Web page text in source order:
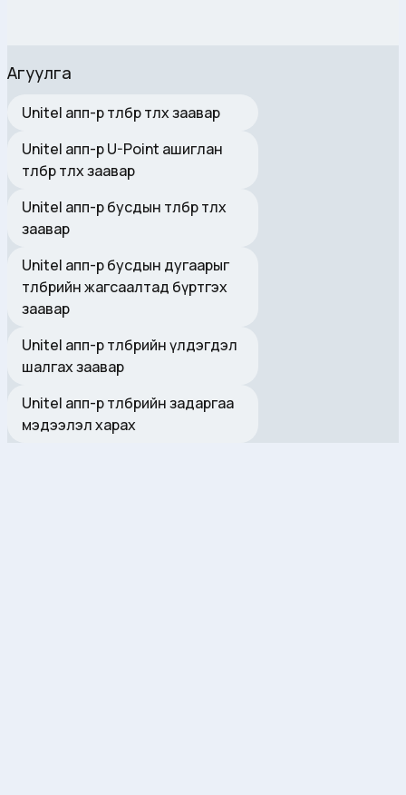
Агуулга
Unitel апп-р төлбөр төлөх заавар
Unitel апп-р U-Point ашиглан
төлбөр төлөх заавар
Unitel апп-р бусдын төлбөр төлөх
заавар
Unitel апп-р бусдын дугаарыг
төлбөрийн жагсаалтад бүртгэх
заавар
Unitel апп-р төлбөрийн үлдэгдэл
шалгах заавар
Unitel апп-р төлбөрийн задаргаа
мэдээлэл харах